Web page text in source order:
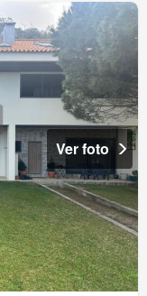
Ver foto